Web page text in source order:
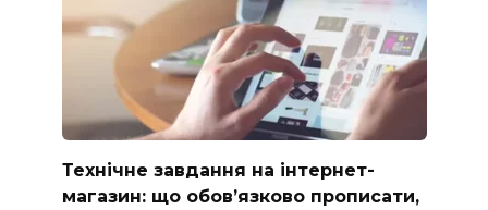
Технічне завдання на інтернет-
магазин: що обов’язково прописати,